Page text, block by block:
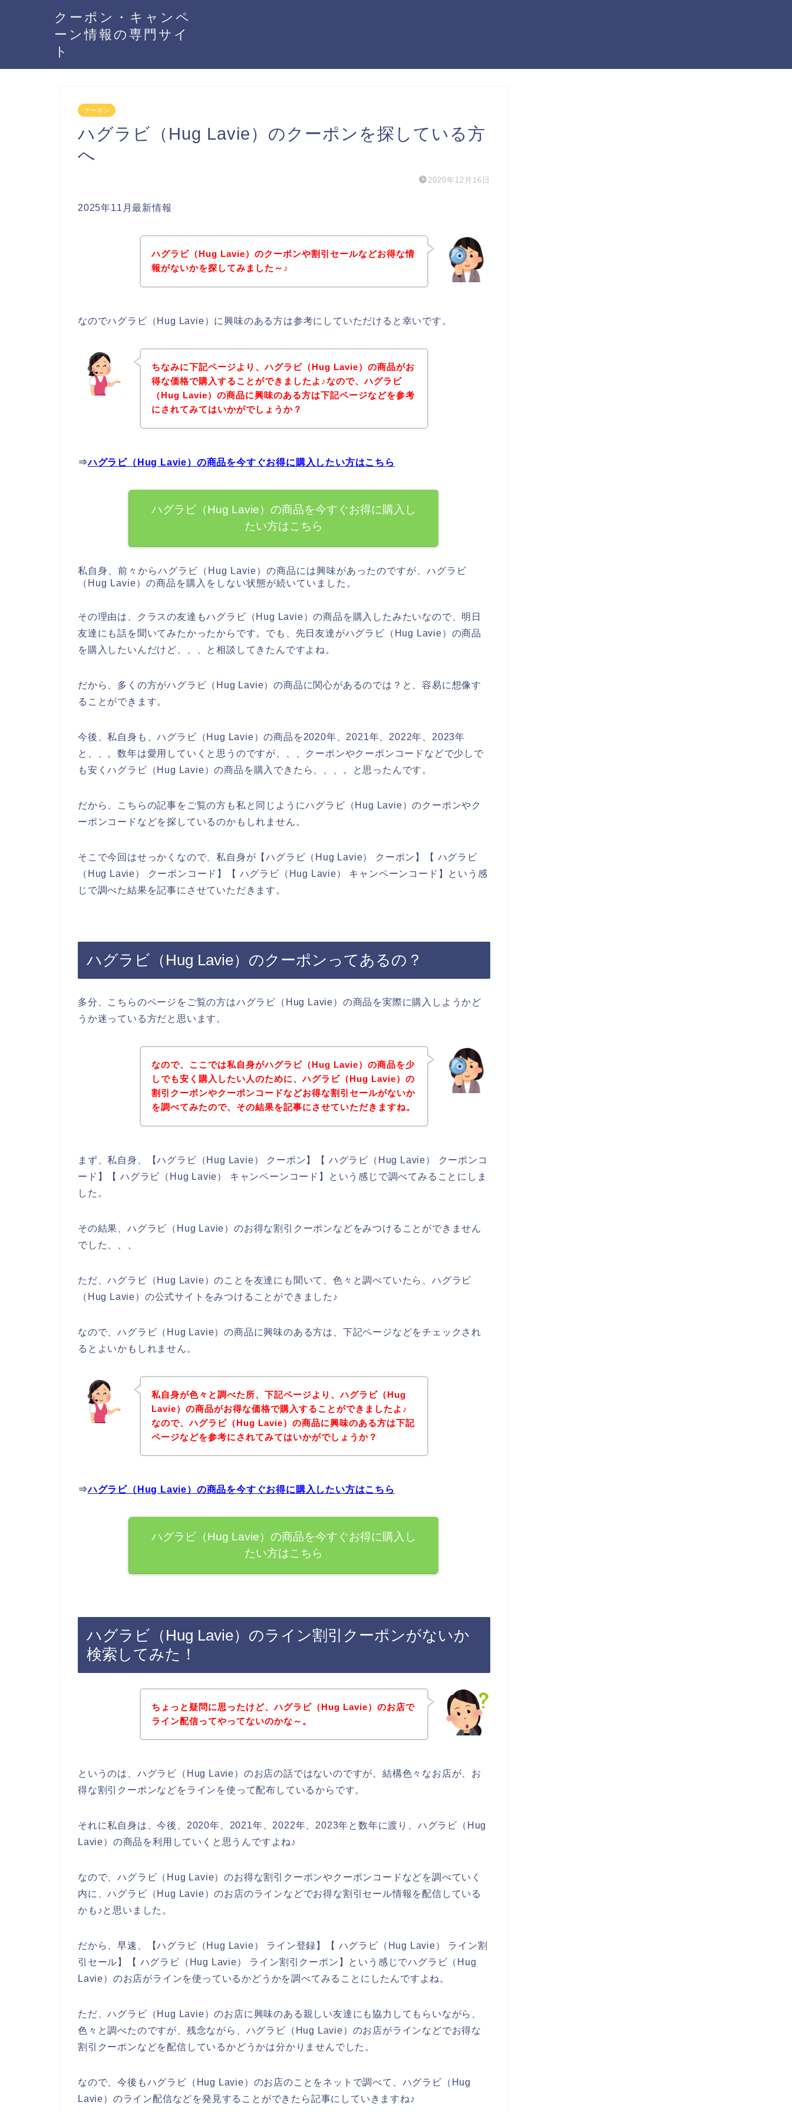
クーポン・キャンペ
ーン情報の専門サイ
ト
クーポン
ハグラビ（Hug Lavie）のクーポンを探している方
へ
2020年12月16日
2025年11月最新情報
ハグラビ（Hug Lavie）のクーポンや割引セールなどお得な情
報がないかを探してみました～♪
なのでハグラビ（Hug Lavie）に興味のある方は参考にしていただけると幸いです。
ちなみに下記ページより、ハグラビ（Hug Lavie）の商品がお
得な価格で購入することができましたよ♪なので、ハグラビ
（Hug Lavie）の商品に興味のある方は下記ページなどを参考
にされてみてはいかがでしょうか？
⇒ハグラビ（Hug Lavie）の商品を今すぐお得に購入したい方はこちら
ハグラビ（Hug Lavie）の商品を今すぐお得に購入し
たい方はこちら
私自身、前々からハグラビ（Hug Lavie）の商品には興味があったのですが、ハグラビ
（Hug Lavie）の商品を購入をしない状態が続いていました。
その理由は、クラスの友達もハグラビ（Hug Lavie）の商品を購入したみたいなので、明日
友達にも話を聞いてみたかったからです。でも、先日友達がハグラビ（Hug Lavie）の商品
を購入したいんだけど、、、と相談してきたんですよね。
だから、多くの方がハグラビ（Hug Lavie）の商品に関心があるのでは？と、容易に想像す
ることができます。
今後、私自身も、ハグラビ（Hug Lavie）の商品を2020年、2021年、2022年、2023年
と、、。数年は愛用していくと思うのですが、、、クーポンやクーポンコードなどで少しで
も安くハグラビ（Hug Lavie）の商品を購入できたら、、、。と思ったんです。
だから、こちらの記事をご覧の方も私と同じようにハグラビ（Hug Lavie）のクーポンやク
ーポンコードなどを探しているのかもしれません。
そこで今回はせっかくなので、私自身が【ハグラビ（Hug Lavie） クーポン】【 ハグラビ
（Hug Lavie） クーポンコード】【 ハグラビ（Hug Lavie） キャンペーンコード】という感
じで調べた結果を記事にさせていただきます。
ハグラビ（Hug Lavie）のクーポンってあるの？
多分、こちらのページをご覧の方はハグラビ（Hug Lavie）の商品を実際に購入しようかど
うか迷っている方だと思います。
なので、ここでは私自身がハグラビ（Hug Lavie）の商品を少
しでも安く購入したい人のために、ハグラビ（Hug Lavie）の
割引クーポンやクーポンコードなどお得な割引セールがないか
を調べてみたので、その結果を記事にさせていただきますね。
まず、私自身、【ハグラビ（Hug Lavie） クーポン】【 ハグラビ（Hug Lavie） クーポンコ
ード】【 ハグラビ（Hug Lavie） キャンペーンコード】という感じで調べてみることにしま
した。
その結果、ハグラビ（Hug Lavie）のお得な割引クーポンなどをみつけることができません
でした、、、
ただ、ハグラビ（Hug Lavie）のことを友達にも聞いて、色々と調べていたら、ハグラビ
（Hug Lavie）の公式サイトをみつけることができました♪
なので、ハグラビ（Hug Lavie）の商品に興味のある方は、下記ページなどをチェックされ
るとよいかもしれません。
私自身が色々と調べた所、下記ページより、ハグラビ（Hug
Lavie）の商品がお得な価格で購入することができましたよ♪
なので、ハグラビ（Hug Lavie）の商品に興味のある方は下記
ページなどを参考にされてみてはいかがでしょうか？
⇒ハグラビ（Hug Lavie）の商品を今すぐお得に購入したい方はこちら
ハグラビ（Hug Lavie）の商品を今すぐお得に購入し
たい方はこちら
ハグラビ（Hug Lavie）のライン割引クーポンがないか
検索してみた！
ちょっと疑問に思ったけど、ハグラビ（Hug Lavie）のお店で
ライン配信ってやってないのかな～。
というのは、ハグラビ（Hug Lavie）のお店の話ではないのですが、結構色々なお店が、お
得な割引クーポンなどをラインを使って配布しているからです。
それに私自身は、今後、2020年、2021年、2022年、2023年と数年に渡り、ハグラビ（Hug
Lavie）の商品を利用していくと思うんですよね♪
なので、ハグラビ（Hug Lavie）のお得な割引クーポンやクーポンコードなどを調べていく
内に、ハグラビ（Hug Lavie）のお店のラインなどでお得な割引セール情報を配信している
かも♪と思いました。
だから、早速、【ハグラビ（Hug Lavie） ライン登録】【 ハグラビ（Hug Lavie） ライン割
引セール】【 ハグラビ（Hug Lavie） ライン割引クーポン】という感じでハグラビ（Hug
Lavie）のお店がラインを使っているかどうかを調べてみることにしたんですよね。
ただ、ハグラビ（Hug Lavie）のお店に興味のある親しい友達にも協力してもらいながら、
色々と調べたのですが、残念ながら、ハグラビ（Hug Lavie）のお店がラインなどでお得な
割引クーポンなどを配信しているかどうかは分かりませんでした。
なので、今後もハグラビ（Hug Lavie）のお店のことをネットで調べて、ハグラビ（Hug
Lavie）のライン配信などを発見することができたら記事にしていきますね♪